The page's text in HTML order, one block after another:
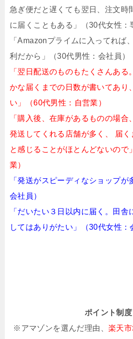
急ぎ便だと遅くても翌日、注文時
に届くこともある」（30代女性：
「Amazonプライムに入ってれば
利だから」（30代男性：会社員）
「翌日配送のものもたくさんある
かな届くまでの日数が書いてあり
い」（60代男性：自営業）
「購入後、在庫があるものの場合
発送してくれる店舗が多く、 届
と感じることがほとんどないので
業）
「発送がスピーディなショップが
会社員）
「だいたい３日以内に届く。田舎
してはありがたい」（30代女性：
ポイント制度
※アマゾンを選んだ理由、 楽天